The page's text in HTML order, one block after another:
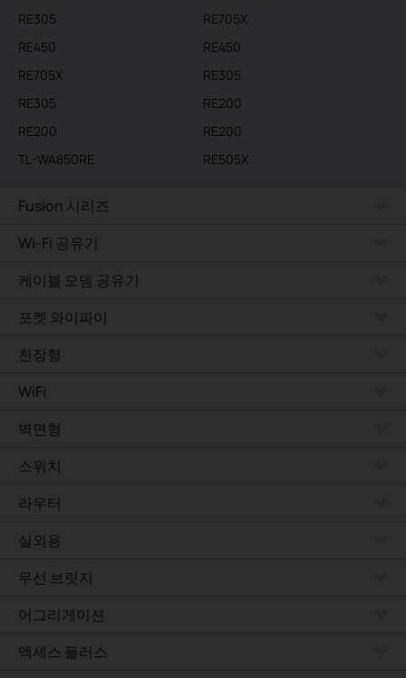
RE305
RE705X
RE450
RE450
RE705X
RE305
RE305
RE200
RE200
RE200
TL-WA850RE
RE505X
Fusion 시리즈
Wi-Fi 공유기
케이블 모뎀 공유기
포켓 와이파이
천장형
WiFi
벽면형
스위치
라우터
실외용
무선 브릿지
어그리게이션
액세스 플러스